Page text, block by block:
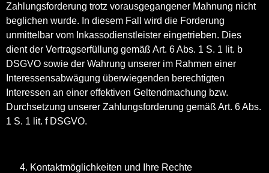
Zahlungsforderung trotz vorausgegangener Mahnung nicht
beglichen wurde. In diesem Fall wird die Forderung
unmittelbar vom Inkassodienstleister eingetrieben. Dies
dient der Vertragserfüllung gemäß Art. 6 Abs. 1 S. 1 lit. b
DSGVO sowie der Wahrung unserer im Rahmen einer
Interessensabwägung überwiegenden berechtigten
Interessen an einer effektiven Geltendmachung bzw.
Durchsetzung unserer Zahlungsforderung gemäß Art. 6 Abs.
1 S. 1 lit. f DSGVO.
Kontaktmöglichkeiten und Ihre Rechte